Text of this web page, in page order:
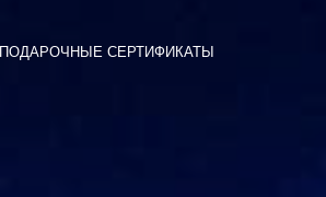
ПОДАРОЧНЫЕ СЕРТИФИКАТЫ